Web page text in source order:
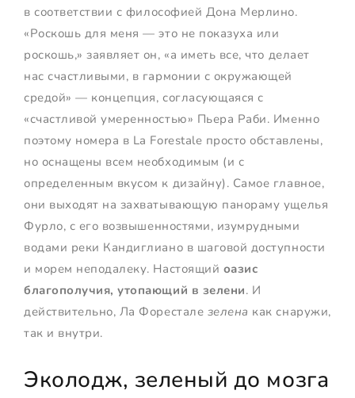
в соответствии с философией Дона Мерлино.
«Роскошь для меня — это не показуха или
роскошь,» заявляет он, «а иметь все, что делает
нас счастливыми, в гармонии с окружающей
средой» — концепция, согласующаяся с
«счастливой умеренностью» Пьера Раби. Именно
поэтому номера в La Forestale просто обставлены,
но оснащены всем необходимым (и с
определенным вкусом к дизайну). Самое главное,
они выходят на захватывающую панораму ущелья
Фурло, с его возвышенностями, изумрудными
водами реки Кандиглиано в шаговой доступности
и морем неподалеку. Настоящий оазис
благополучия, утопающий в зелени. И
действительно, Ла Форестале зелена как снаружи,
так и внутри.
Эколодж, зеленый до мозга